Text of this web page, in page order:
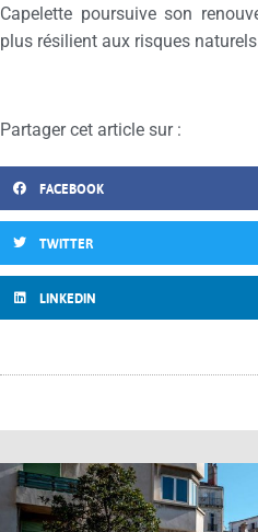
Capelette poursuive son
plus résilient aux risques
Partager cet article sur :
FACEBOOK
TWITTER
LINKEDIN